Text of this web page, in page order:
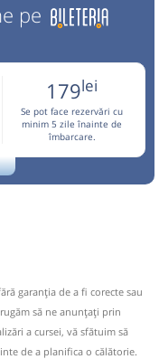
pe
179lei
Se pot face rezervări cu
minim 5 zile înainte de
îmbarcare.
a calatori este
tel.0722.265.779 sau
whatsapp Biletele se
sa
garanţia de a fi corecte sau
să ne anunțați prin
a cursei, vă sfătuim să
de a planifica o călătorie.